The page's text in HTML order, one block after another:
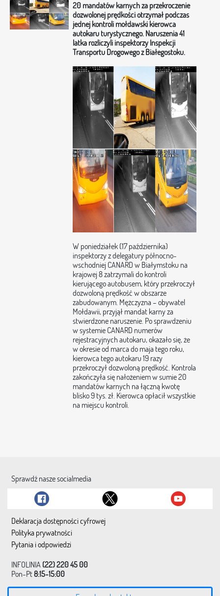
20 mandatów karnych za przekroczenie
dozwolonej prędkości otrzymał podczas
jednej kontroli mołdawski kierowca
autokaru turystycznego. Naruszenia 41
latka rozliczyli inspektorzy Inspekcji
Transportu Drogowego z Białegostoku.
W poniedziałek (17 października)
inspektorzy z delegatury północno-
wschodniej CANARD w Białymstoku na
krajowej 8 zatrzymali do kontroli
kierującego autobusem, który przekroczył
dozwoloną prędkość w obszarze
zabudowanym. Mężczyzna – obywatel
Mołdawii, przyjął mandat karny za
stwierdzone naruszenie. Po sprawdzeniu
w systemie CANARD numerów
rejestracyjnych autokaru, okazało się, że
w okresie od marca do maja tego roku,
kierowca tego autokaru 19 razy
przekroczył dozwoloną prędkość. Kontrola
zakończyła się nałożeniem w sumie 20
mandatów karnych na łączną kwotę
blisko 9 tys. zł. Kierowca opłacił wszystkie
na miejscu kontroli.
Sprawdź nasze socialmedia
Deklaracja dostępności cyfrowej
Polityka prywatności
Pytania i odpowiedzi
INFOLINIA (22) 220 45 00
Pon-Pt8:15-15:00